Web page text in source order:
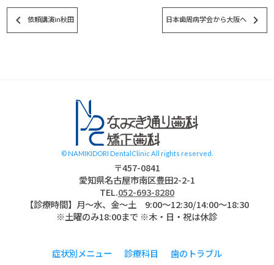
keyboard_arrow_left 依頼講演in秋田 日本歯周病学会から大阪へ keyboard_arrow_right
© NAMIKIDORI DentalClinic All rights reserved.
〒457-0841
愛知県名古屋市南区豊田2-2-1
TEL.052-693-8280
【診療時間】月〜水、金～土 9:00〜12:30/14:00～18:30
※土曜のみ18:00まで ※木・日・祝は休診
症状別メニュー 診療科目 歯のトラブル